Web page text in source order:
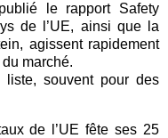
le rapport Safety
de l’UE, ainsi que la
agissent rapidement
marché.
liste, souvent pour des
de l’UE fête ses 25